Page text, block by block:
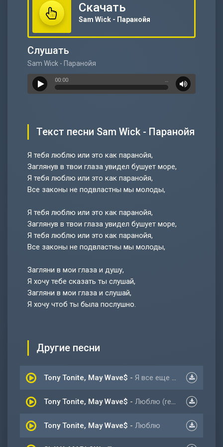
Скачать
Sam Wick - Паранойя
Слушать
Sam Wick - Паранойя
00:00 …
Текст песни Sam Wick - Паранойя
Я тебя люблю или это как паранойя,
Заглянув в твои глаза увидел бушует море,
Я тебя люблю или это как паранойя,
Все законы не подвластны мы молоды,
Я тебя люблю или это как паранойя,
Заглянув в твои глаза увидел бушует море,
Я тебя люблю или это как паранойя,
Все законы не подвластны мы молоды,
Загляни в мои глаза и душу,
Я хочу тебе сказать ты слушай,
Загляни в мои глаза и слушай,
Я хочу чтоб ты была послушно.
Другие песни
Tony Tonite, May Wave$ - Я все еще люблю (remix)
Tony Tonite, May Wave$ - Люблю (remix)
Tony Tonite, May Wave$ - Люблю